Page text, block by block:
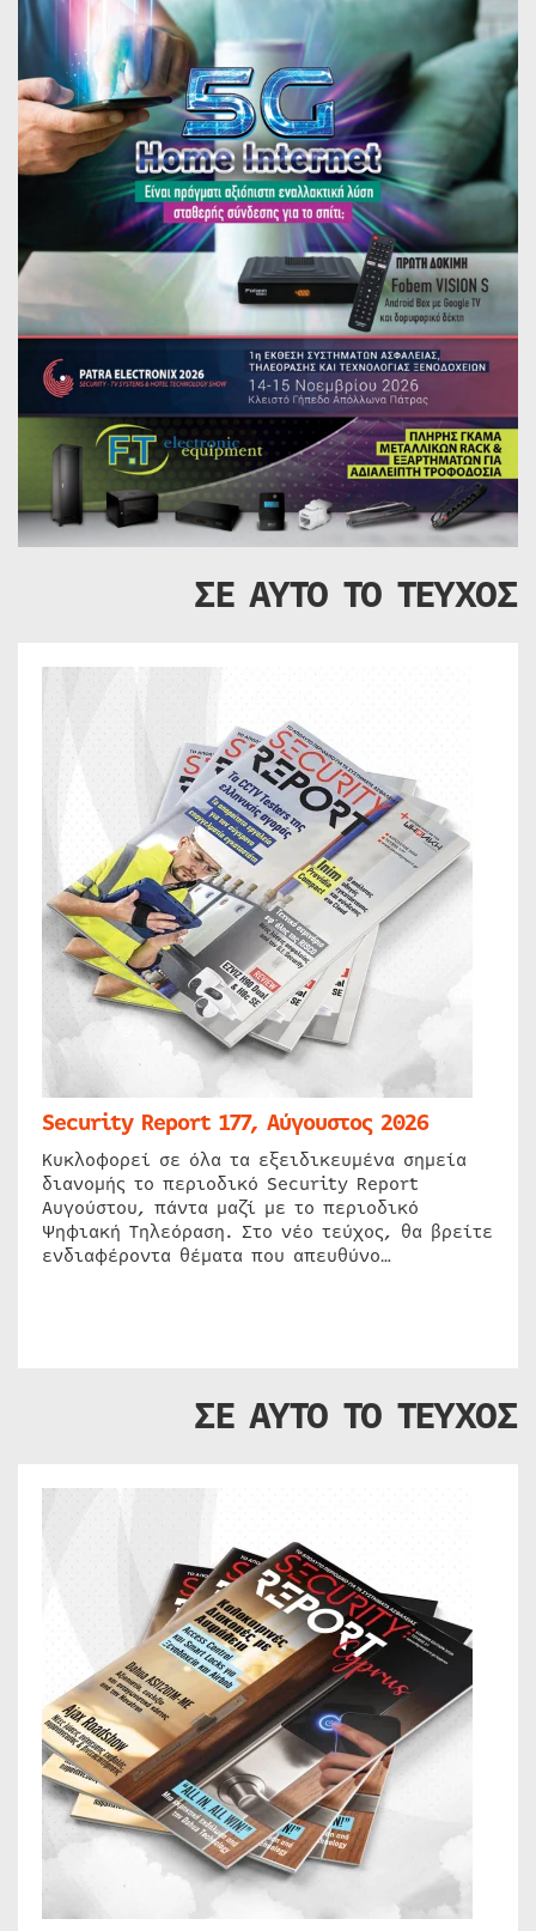
ΣΕ ΑΥΤΟ ΤΟ ΤΕΥΧΟΣ
Security Report 177, Αύγουστος 2026
Κυκλοφορεί σε όλα τα εξειδικευμένα σημεία
διανομής το περιοδικό Security Report
Αυγούστου, πάντα μαζί με το περιοδικό
Ψηφιακή Τηλεόραση. Στο νέο τεύχος, θα βρείτε
ενδιαφέροντα θέματα που απευθύνο…
ΣΕ ΑΥΤΟ ΤΟ ΤΕΥΧΟΣ